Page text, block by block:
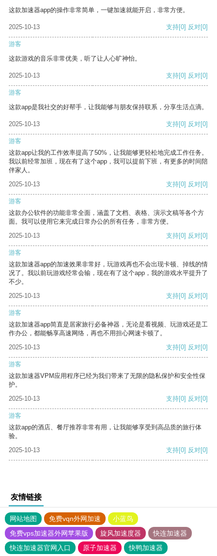
这款加速器app的操作非常简单，一键加速就能开启，非常方便。
2025-10-13 支持[0] 反对[0]
游客
这款游戏的音乐非常优美，听了让人心旷神怡。
2025-10-13 支持[0] 反对[0]
游客
这款app是我社交的好帮手，让我能够与朋友保持联系，分享生活点滴。
2025-10-13 支持[0] 反对[0]
游客
这款app让我的工作效率提高了50%，让我能够更轻松地完成工作任务。
我以前经常加班，现在有了这个app，我可以提前下班，有更多的时间陪
伴家人。
2025-10-13
支持[0] 反对[0]
游客
这款办公软件的功能非常全面，涵盖了文档、表格、演示文稿等各个方
面。我可以使用它来完成日常办公的所有任务，非常方便。
2025-10-13
支持[0] 反对[0]
游客
这款加速器app的加速效果非常好，玩游戏再也不会出现卡顿、掉线的情
况了。我以前玩游戏经常会输，现在有了这个app，我的游戏水平提升了
不少。
2025-10-13
支持[0] 反对[0]
游客
这款加速器app简直是居家旅行必备神器，无论是看视频、玩游戏还是工
作办公，都能畅享高速网络，再也不用担心网速卡顿了。
2025-10-13
支持[0] 反对[0]
游客
这款加速器VPM应用程序已经为我们带来了无限的隐私保护和安全性保
护。
2025-10-13
支持[0] 反对[0]
游客
这款app的酒店、餐厅推荐非常有用，让我能够享受到高品质的旅行体
验。
2025-10-13
支持[0] 反对[0]
友情链接
网站地图 免费vqn外网加速
小蓝鸟
免费vps加速器外网苹果版
旋风加速度器
快连加速器
快连加速器官网入口
原子加速器 快鸭加速器